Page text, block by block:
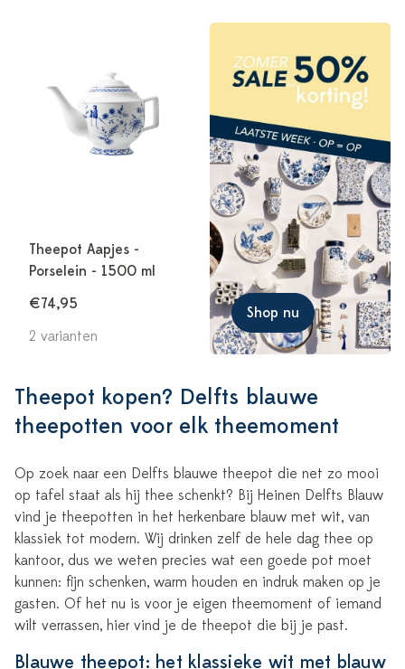
Theepot Aapjes -
Porselein - 1500 ml
€74,95
2 varianten
Shop nu
Theepot kopen? Delfts blauwe
theepotten voor elk theemoment
Op zoek naar een Delfts blauwe theepot die net zo mooi
op tafel staat als hij thee schenkt? Bij Heinen Delfts Blauw
vind je theepotten in het herkenbare blauw met wit, van
klassiek tot modern. Wij drinken zelf de hele dag thee op
kantoor, dus we weten precies wat een goede pot moet
kunnen: fijn schenken, warm houden en indruk maken op je
gasten. Of het nu is voor je eigen theemoment of iemand
wilt verrassen, hier vind je de theepot die bij je past.
Blauwe theepot: het klassieke wit met blauw